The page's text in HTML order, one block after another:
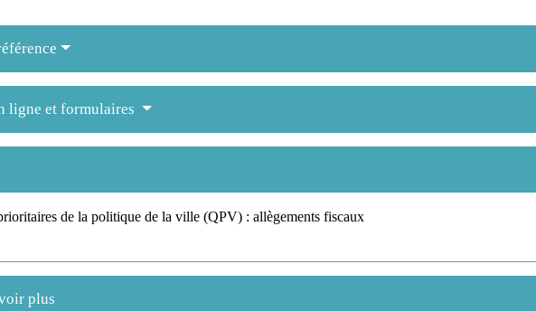
ligne et formulaires
de la politique de la ville (QPV) : allègements fiscaux
plus